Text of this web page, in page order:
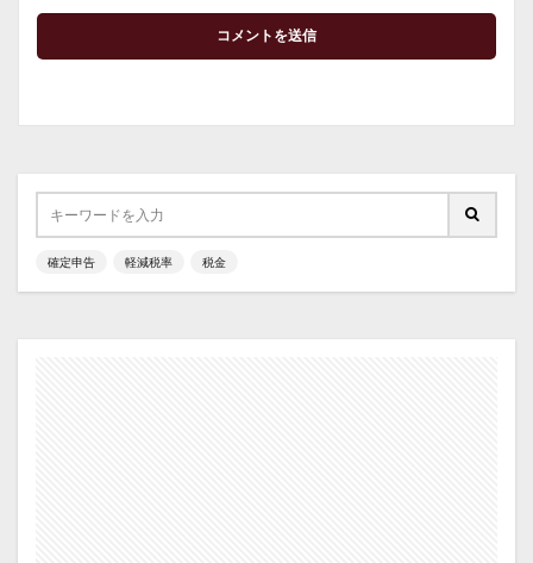
確定申告 軽減税率 税金